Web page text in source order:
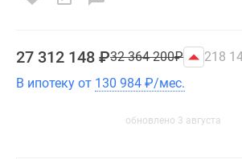
27 312 148 ₽32 364 200₽ 218
В ипотеку от 130 984 ₽/мес.
обновлено 3 августа